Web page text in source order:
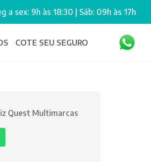
a sex: 9h às 18:30 | Sáb: 09h às 17h
COTE SEU SEGURO
Quest Multimarcas